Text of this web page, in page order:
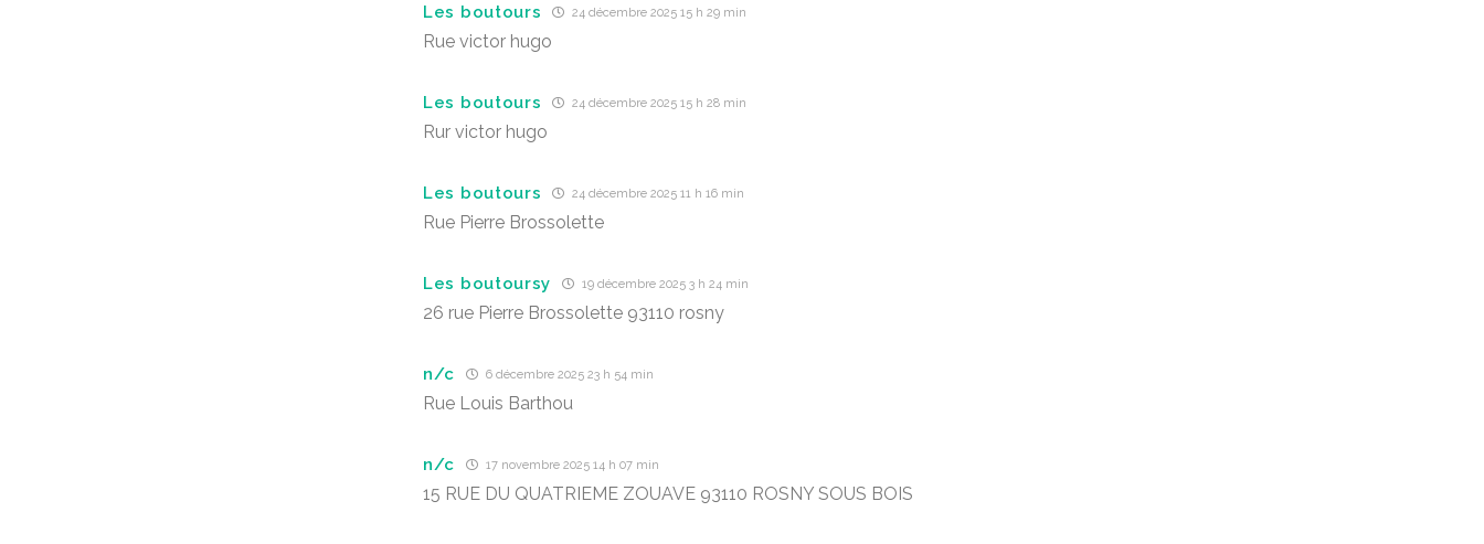
Les boutours 24 décembre 2025 15 h 29 min
Rue victor hugo
Les boutours 24 décembre 2025 15 h 28 min
Rur victor hugo
Les boutours 24 décembre 2025 11 h 16 min
Rue Pierre Brossolette
Les boutoursy 19 décembre 2025 3 h 24 min
26 rue Pierre Brossolette 93110 rosny
n/c 6 décembre 2025 23 h 54 min
Rue Louis Barthou
n/c 17 novembre 2025 14 h 07 min
15 RUE DU QUATRIEME ZOUAVE 93110 ROSNY SOUS BOIS